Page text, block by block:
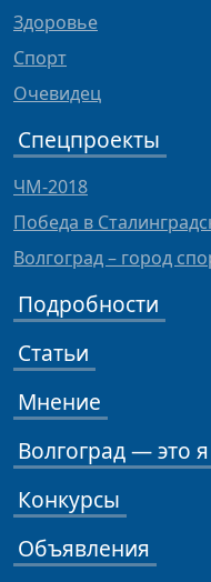
Здоровье
Спорт
Очевидец
Спецпроекты
ЧМ-2018
Победа в
Волгоград – город
Подробности
Статьи
Мнение
Волгоград — это я
Конкурсы
Объявления